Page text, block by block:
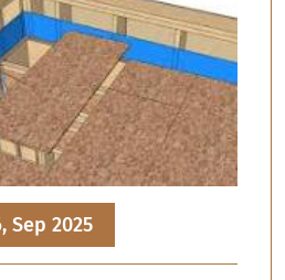
Sep 2025